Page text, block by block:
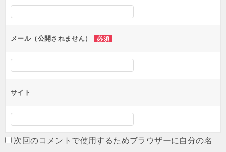
シ
ンメール（公開されません） 必須
サイト
次回のコメントで使用するためブラウザーに自分の名